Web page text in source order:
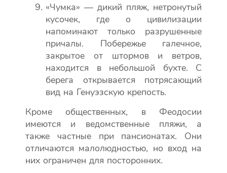
«Чумка» — дикий пляж, нетронутый
кусочек, где о цивилизации
напоминают только разрушенные
причалы. Побережье галечное,
закрытое от штормов и ветров,
находится в небольшой бухте. С
берега открывается потрясающий
вид на Генуэзскую крепость.
Кроме общественных, в Феодосии
имеются и ведомственные пляжи, а
также частные при пансионатах. Они
отличаются малолюдностью, но вход на
них ограничен для посторонних.